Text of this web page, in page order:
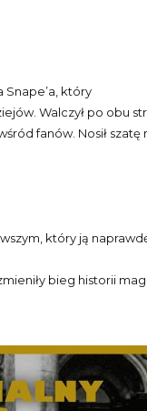
Snape’a, który
Walczył po obu
fanów. Nosił
który ją
bieg historii